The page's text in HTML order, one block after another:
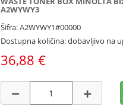
A2WYWY3
Šifra: A2WYWY1#00000
Dostupna količina: dobavljivo na
36,88 €